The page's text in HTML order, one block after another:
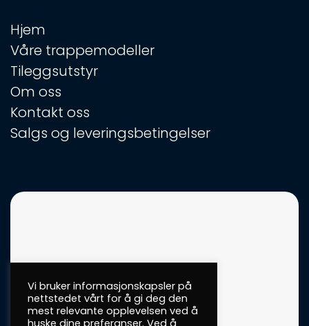
Hjem
Våre trappemodeller
Tileggsutstyr
Om oss
Kontakt oss
Salgs og leveringsbetingelser
Vi bruker informasjonskapsler på
nettstedet vårt for å gi deg den
mest relevante opplevelsen ved å
huske dine preferanser. Ved å